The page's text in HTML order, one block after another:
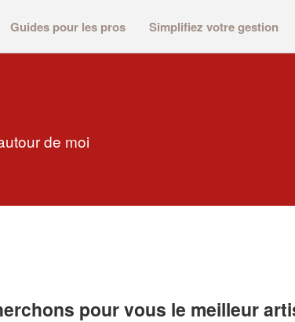
Guides pour les pros Simplifiez votre gestion
de moi
pour vous le meilleur